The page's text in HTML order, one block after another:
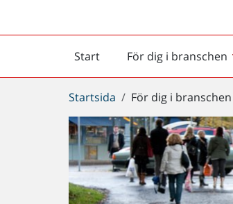
Start
Startsida För dig i branschen
Du
är
här:
Startsida För dig i branschen